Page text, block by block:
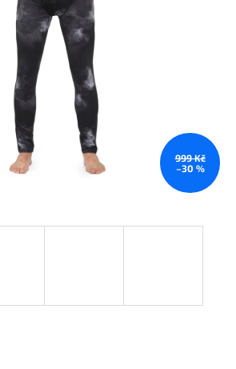
999 Kč
–30 %